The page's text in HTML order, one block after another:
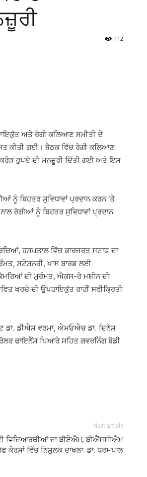
112
ਅਤੇ ਰੋਗੀ ਕਲਿਆਣ ਸਮੀਤੀ ਦੇ
ਕੀਤੀ ਗਈ। ਬੈਠਕ ਵਿੱਚ ਰੋਗੀ ਕਲਿਆਣ
ਕਰੋੜ ਰੁਪਏ ਦੀ ਮਨਜ਼ੂਰੀ ਦਿੱਤੀ ਗਈ ਅਤੇ ਇਸ
ਬਿਹਤਰ ਸੁਵਿਧਾਵਾਂ ਪ੍ਰਦਾਨ ਕਰਨ ‘ਤੇ
ਰੋਗੀਆਂ ਨੂੰ ਬਿਹਤਰ ਸੁਵਿਧਾਵਾਂ ਪ੍ਰਦਾਨ
ਹਸਪਤਾਲ ਵਿੱਚ ਕਾਰਜਰਤ ਸਟਾਫ ਦਾ
ਸਟੇਸ਼ਨਰੀ, ਖਾਸ ਬਾਰਡ ਲਈ
ਦੀ ਮੁਰੰਮਤ, ਐਕਸ-ਰੇ ਮਸ਼ੀਨ ਦੀ
ਖਰਚੇ ਦੀ ਉਪਹਾਇਕੁੱਤ ਰਾਹੀਂ ਸਵੀਕ੍ਰਿਤੀ
ਡਾ. ਡੀਐਸ ਵਰਮਾ, ਐਮਓਐਚ ਡਾ. ਦਿਨੇਸ਼
ਫਾਇਨੈਂਸ ਪਿਆਰੇ ਸਹਿਤ ਗਵਰਨਿੰਗ ਬੋਡੀ
Next article
ਵਿਦਿਆਰਥੀਆਂ ਦਾ ਬੀਏਐਮ, ਬੀਐੱਸਸੀਐਮ
ਕੋਰਸਾਂ ਵਿੱਚ ਨਿਸ਼ੁਲਕ ਦਾਖਲਾ: ਡਾ. ਧਰਮਪਾਲ